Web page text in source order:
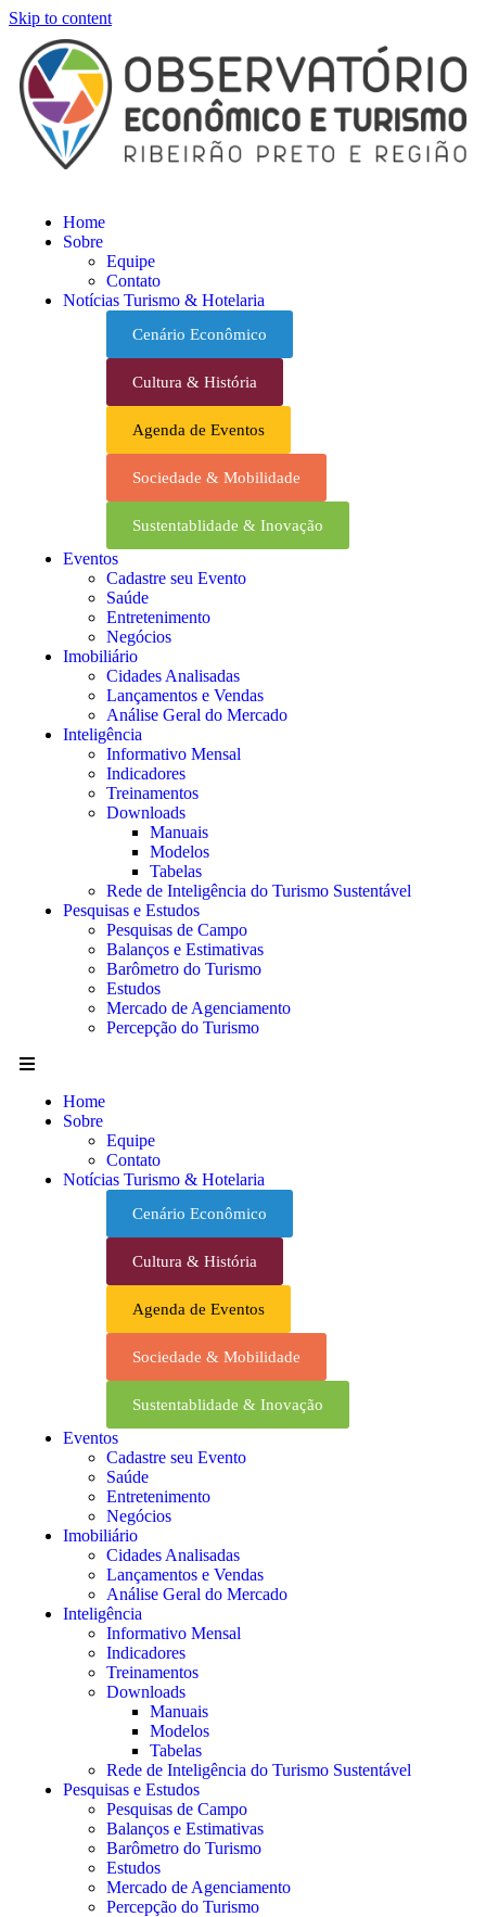
Skip to content
Home
Sobre
Equipe
Contato
Notícias Turismo & Hotelaria
Cenário Econômico
Cultura & História
Agenda de Eventos
Sociedade & Mobilidade
Sustentablidade & Inovação
Eventos
Cadastre seu Evento
Saúde
Entretenimento
Negócios
Imobiliário
Cidades Analisadas
Lançamentos e Vendas
Análise Geral do Mercado
Inteligência
Informativo Mensal​
Indicadores
Treinamentos
Downloads
Manuais
Modelos
Tabelas
Rede de Inteligência do Turismo Sustentável
Pesquisas e Estudos
Pesquisas de Campo
Balanços e Estimativas
Barômetro do Turismo
Estudos
Mercado de Agenciamento
Percepção do Turismo
Home
Sobre
Equipe
Contato
Notícias Turismo & Hotelaria
Cenário Econômico
Cultura & História
Agenda de Eventos
Sociedade & Mobilidade
Sustentablidade & Inovação
Eventos
Cadastre seu Evento
Saúde
Entretenimento
Negócios
Imobiliário
Cidades Analisadas
Lançamentos e Vendas
Análise Geral do Mercado
Inteligência
Informativo Mensal​
Indicadores
Treinamentos
Downloads
Manuais
Modelos
Tabelas
Rede de Inteligência do Turismo Sustentável
Pesquisas e Estudos
Pesquisas de Campo
Balanços e Estimativas
Barômetro do Turismo
Estudos
Mercado de Agenciamento
Percepção do Turismo